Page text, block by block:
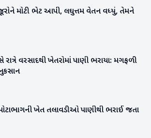
મોટી ભેટ આપી, લઘુત્તમ વેતન વધ્યું, તેમને
રાત્રે વરસાદથી ખેતરોમાં પાણી ભરાયા: મગફળી
ખેત તલાવડીઓ પાણીથી ભરાઈ જતા